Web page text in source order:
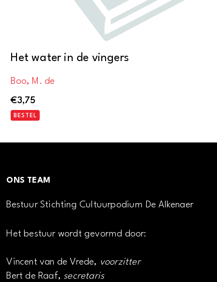
Het water in de vingers
Boo, M. de
€3,75
BESTEL
ONS TEAM
Bestuur Stichting Cultuurpodium De Alkenaer
Het bestuur wordt gevormd door:
Vincent van de Vrede, voorzitter
Bert de Raaf, secretaris